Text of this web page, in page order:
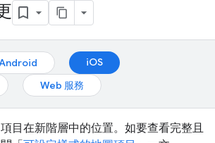
iOS
Web 服務
目在新階層中的位置。如要查看完整且